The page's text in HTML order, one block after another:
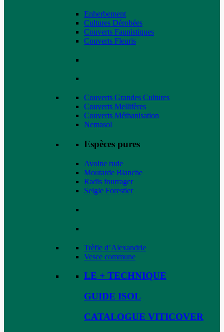
Enherbement
Cultures Dérobées
Couverts Faunistiques
Couverts Fleuris
Couverts Grandes Cultures
Couverts Mellifères
Couverts Méthanisation
Nemasol
Espèces pures
Avoine rude
Moutarde Blanche
Radis fourrager
Seigle Forestier
Trèfle d’Alexandrie
Vesce commune
LE + TECHNIQUE
GUIDE ISOL
CATALOGUE VITICOVER